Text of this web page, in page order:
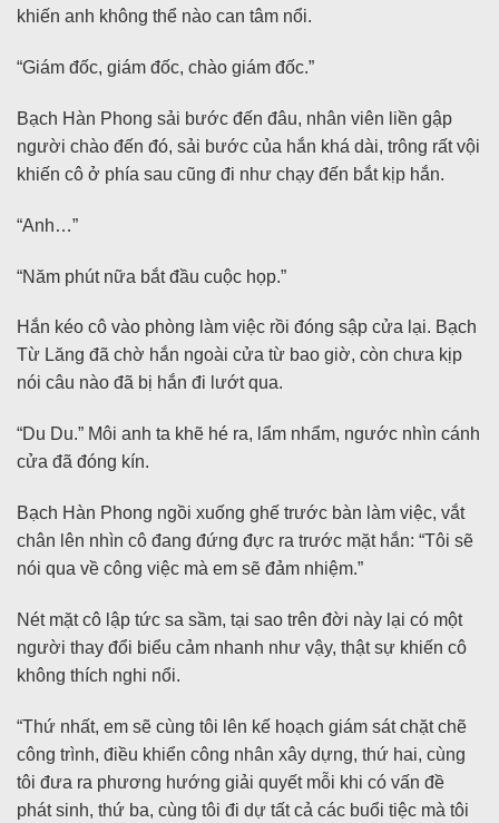
khiến anh không thể nào can tâm nổi.
“Giám đốc, giám đốc, chào giám đốc.”
Bạch Hàn Phong sải bước đến đâu, nhân viên liền gập
người chào đến đó, sải bước của hắn khá dài, trông rất vội
khiến cô ở phía sau cũng đi như chạy đến bắt kịp hắn.
“Anh…”
“Năm phút nữa bắt đầu cuộc họp.”
Hắn kéo cô vào phòng làm việc rồi đóng sập cửa lại. Bạch
Từ Lăng đã chờ hắn ngoài cửa từ bao giờ, còn chưa kịp
nói câu nào đã bị hắn đi lướt qua.
“Du Du.” Môi anh ta khẽ hé ra, lẩm nhẩm, ngước nhìn cánh
cửa đã đóng kín.
Bạch Hàn Phong ngồi xuống ghế trước bàn làm việc, vắt
chân lên nhìn cô đang đứng đực ra trước mặt hắn: “Tôi sẽ
nói qua về công việc mà em sẽ đảm nhiệm.”
Nét mặt cô lập tức sa sầm, tại sao trên đời này lại có một
người thay đổi biểu cảm nhanh như vậy, thật sự khiến cô
không thích nghi nổi.
“Thứ nhất, em sẽ cùng tôi lên kế hoạch giám sát chặt chẽ
công trình, điều khiển công nhân xây dựng, thứ hai, cùng
tôi đưa ra phương hướng giải quyết mỗi khi có vấn đề
phát sinh, thứ ba, cùng tôi đi dự tất cả các buổi tiệc mà tôi